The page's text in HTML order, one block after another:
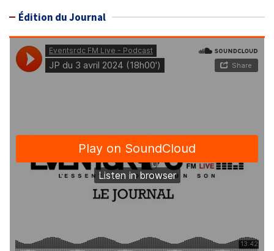
Édition du Journal